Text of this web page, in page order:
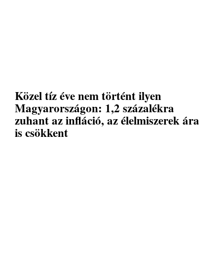
Közel tíz éve nem történt ilyen
Magyarországon: 1,2 százalékra
zuhant az infláció, az élelmiszerek ára
is csökkent